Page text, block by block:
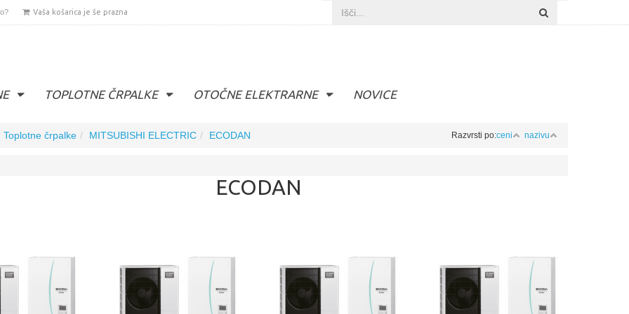
Vaša košarica je še prazna
TOPLOTNE ČRPALKE OTOČNE ELEKTRARNE NOVICE
Toplotne črpalke MITSUBISHI ELECTRIC ECODAN Razvrsti po:ceni nazivu
ECODAN